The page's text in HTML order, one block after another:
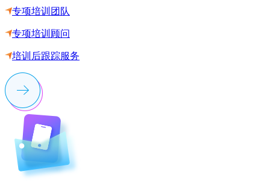
专项培训团队
专项培训顾问
培训后跟踪服务